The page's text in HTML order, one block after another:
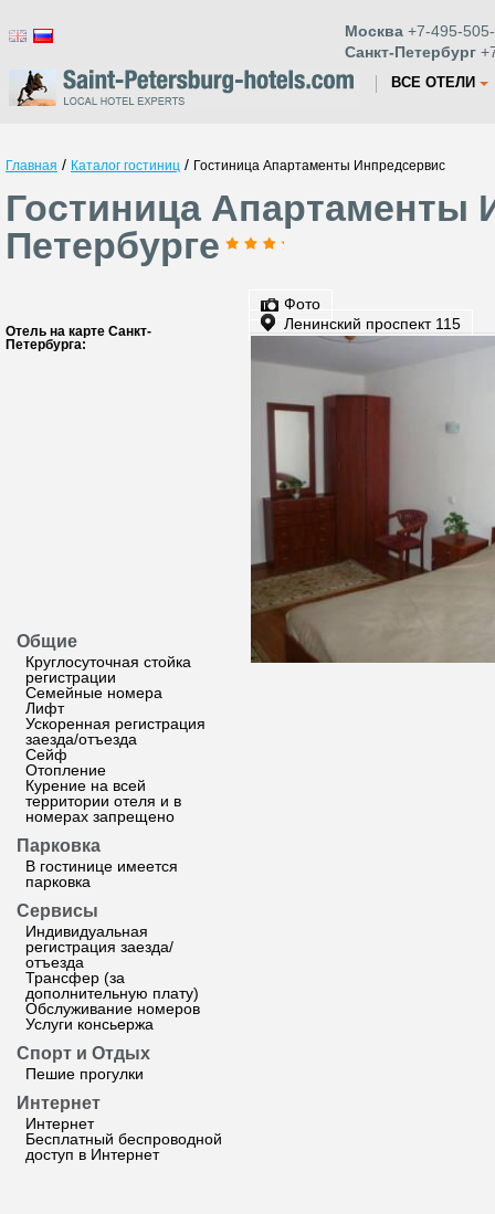
Москва +7-495-
Санкт-Петербург
ВСЕ ОТЕЛИ
Главная / Каталог гостиниц / Гостиница Апартаменты Инпредсервис
Гостиница Апартаменты
Петербурге
Отель на карте Санкт-
Петербурга:
Общие
Круглосуточная стойка
регистрации
Семейные номера
Лифт
Ускоренная регистрация
заезда/отъезда
Сейф
Отопление
Курение на всей
территории отеля и в
номерах запрещено
Парковка
В гостинице имеется
парковка
Сервисы
Индивидуальная
регистрация заезда/
отъезда
Трансфер (за
дополнительную плату)
Обслуживание номеров
Услуги консьержа
Спорт и Отдых
Пешие прогулки
Интернет
Интернет
Бесплатный беспроводной
доступ в Интернет
Фото
Ленинский проспект 115